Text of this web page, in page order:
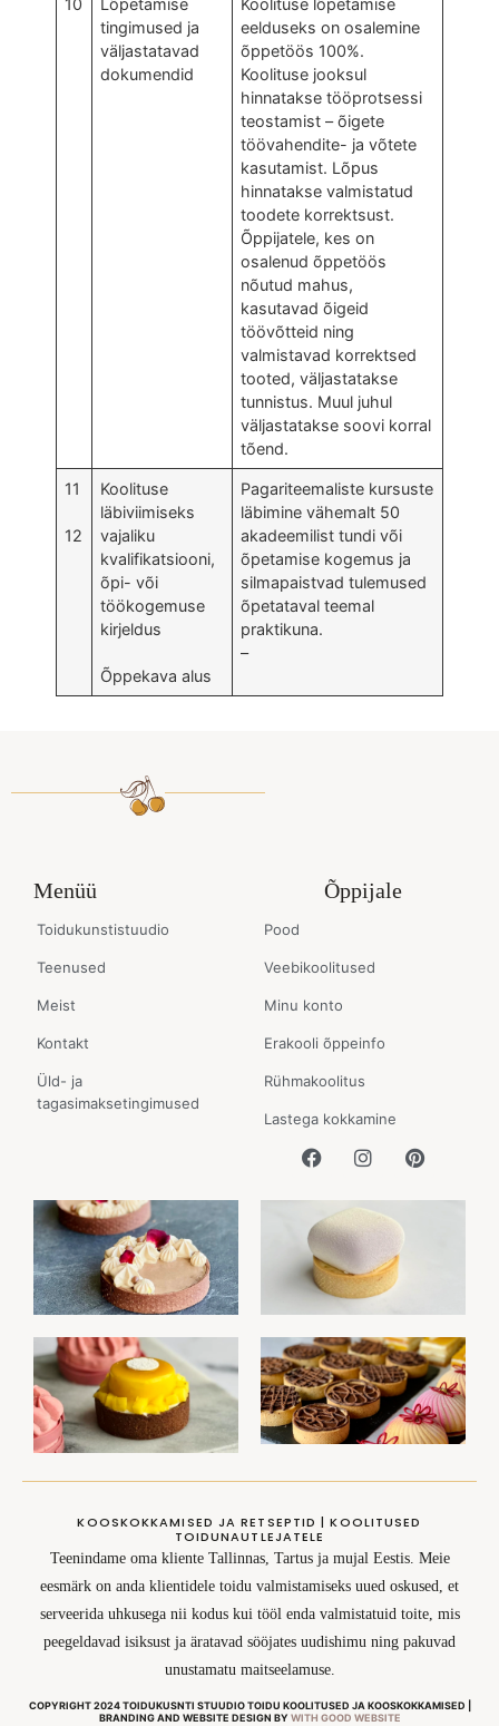
10
Lõpetamise
tingimused ja
väljastatavad
dokumendid
Koolituse lõpetamise
eelduseks on osalemine
õppetöös 100%.
Koolituse jooksul
hinnatakse tööprotsessi
teostamist – õigete
töövahendite- ja võtete
kasutamist. Lõpus
hinnatakse valmistatud
toodete korrektsust.
Õppijatele, kes on
osalenud õppetöös
nõutud mahus,
kasutavad õigeid
töövõtteid ning
valmistavad korrektsed
tooted, väljastatakse
tunnistus. Muul juhul
väljastatakse soovi korral
tõend.
11
12
Koolituse
läbiviimiseks
vajaliku
kvalifikatsiooni,
õpi- või
töökogemuse
kirjeldus
Õppekava alus
Pagariteemaliste kursuste
läbimine vähemalt 50
akadeemilist tundi või
õpetamise kogemus ja
silmapaistvad tulemused
õpetataval teemal
praktikuna.
–
Menüü
Toidukunstistuudio
Teenused
Meist
Kontakt
Üld- ja
tagasimaksetingimused
Õppijale
Pood
Veebikoolitused
Minu konto
Erakooli õppeinfo
Rühmakoolitus
Lastega kokkamine
KOOSKOKKAMISED JA RETSEPTID | KOOLITUSED
TOIDUNAUTLEJATELE
Teenindame oma kliente Tallinnas, Tartus ja mujal Eestis. Meie
eesmärk on anda klientidele toidu valmistamiseks uued oskused, et
serveerida uhkusega nii kodus kui tööl enda valmistatuid toite, mis
peegeldavad isiksust ja äratavad sööjates uudishimu ning pakuvad
unustamatu maitseelamuse.
COPYRIGHT 2024 TOIDUKUSNTI STUUDIO TOIDU KOOLITUSED JA KOOSKOKKAMISED |
BRANDING AND WEBSITE DESIGN BY WITH GOOD WEBSITE